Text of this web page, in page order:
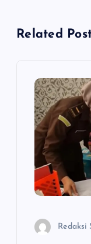
sRelated
Redaksi